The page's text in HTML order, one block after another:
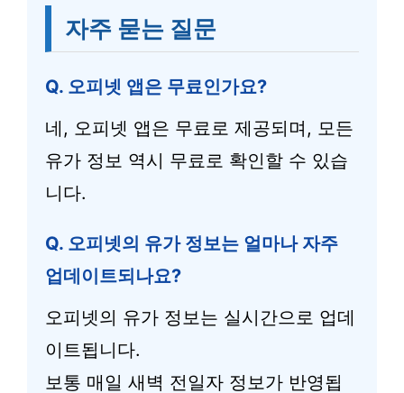
자주 묻는 질문
Q. 오피넷 앱은 무료인가요?
네, 오피넷 앱은 무료로 제공되며, 모든
유가 정보 역시 무료로 확인할 수 있습
니다.
Q. 오피넷의 유가 정보는 얼마나 자주
업데이트되나요?
오피넷의 유가 정보는 실시간으로 업데
이트됩니다.
보통 매일 새벽 전일자 정보가 반영됩